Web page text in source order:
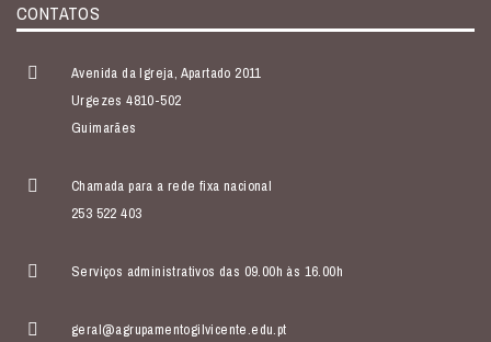
CONTATOS
Avenida da Igreja, Apartado 2011
Urgezes 4810-502
Guimarães
Chamada para a rede fixa nacional
253 522 403
Serviços administrativos das 09.00h às 16.00h
geral@agrupamentogilvicente.edu.pt